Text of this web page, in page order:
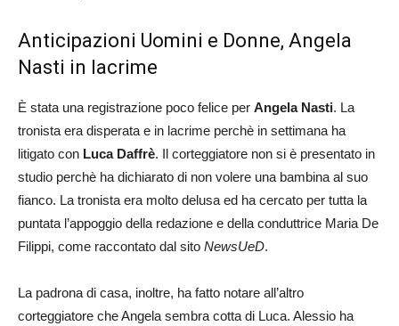
Anticipazioni Uomini e Donne, Angela
Nasti in lacrime
È stata una registrazione poco felice per Angela Nasti. La
tronista era disperata e in lacrime perchè in settimana ha
litigato con Luca Daffrè. Il corteggiatore non si è presentato in
studio perchè ha dichiarato di non volere una bambina al suo
fianco. La tronista era molto delusa ed ha cercato per tutta la
puntata l’appoggio della redazione e della conduttrice Maria De
Filippi, come raccontato dal sito NewsUeD.
La padrona di casa, inoltre, ha fatto notare all’altro
corteggiatore che Angela sembra cotta di Luca. Alessio ha